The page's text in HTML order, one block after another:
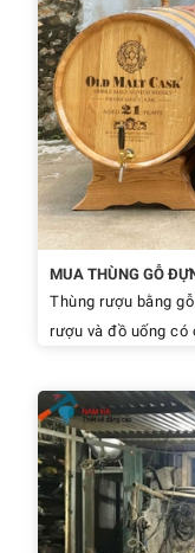
MUA THÙNG GỖ
Thùng rượu bằng
rượu và đồ uống có